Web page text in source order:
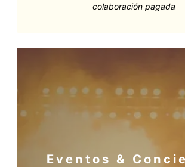
colaboración pagada
Eventos &